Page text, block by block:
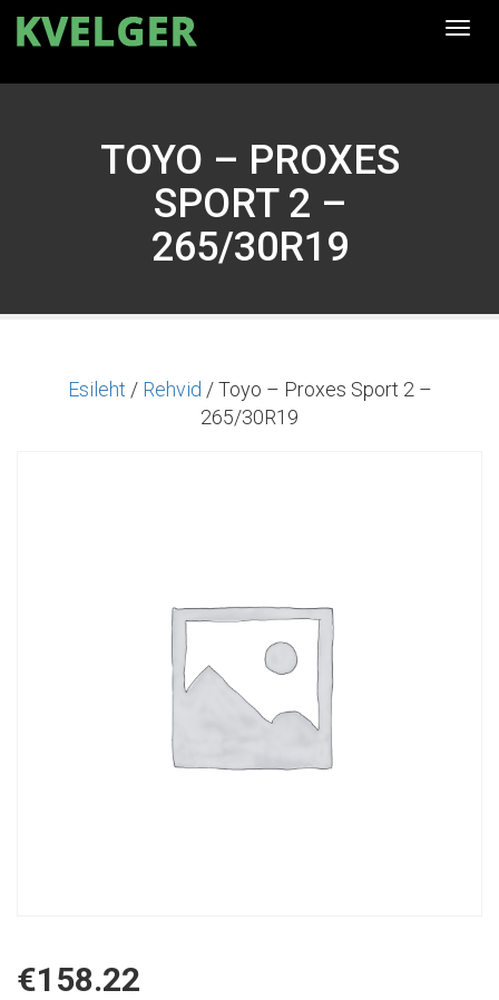
TOYO – PROXES
SPORT 2 –
265/30R19
Esileht / Rehvid / Toyo – Proxes Sport 2 –
265/30R19
€158.22